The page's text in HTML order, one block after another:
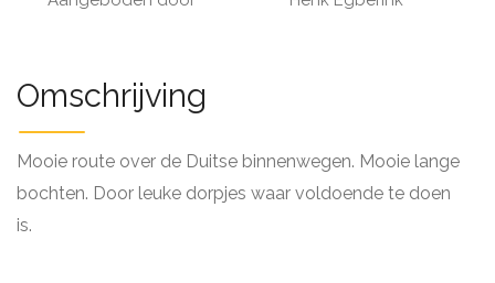
Omschrijving
Mooie route over de Duitse binnenwegen. Mooie lange
bochten. Door leuke dorpjes waar voldoende te doen
is.